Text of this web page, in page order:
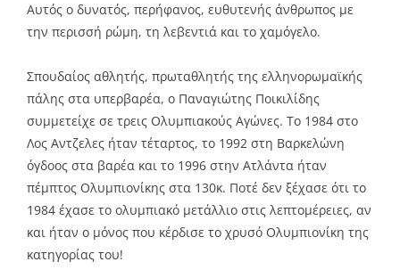
Αυτός ο δυνατός, περήφανος, ευθυτενής άνθρωπος με
την περισσή ρώμη, τη λεβεντιά και το χαμόγελο.
Σπουδαίος αθλητής, πρωταθλητής της ελληνορωμαϊκής
πάλης στα υπερβαρέα, ο Παναγιώτης Ποικιλίδης
συμμετείχε σε τρεις Ολυμπιακούς Αγώνες. Το 1984 στο
Λος Αντζελες ήταν τέταρτος, το 1992 στη Βαρκελώνη
όγδοος στα βαρέα και το 1996 στην Ατλάντα ήταν
πέμπτος Ολυμπιονίκης στα 130κ. Ποτέ δεν ξέχασε ότι το
1984 έχασε το ολυμπιακό μετάλλιο στις λεπτομέρειες, αν
και ήταν ο μόνος που κέρδισε το χρυσό Ολυμπιονίκη της
κατηγορίας του!